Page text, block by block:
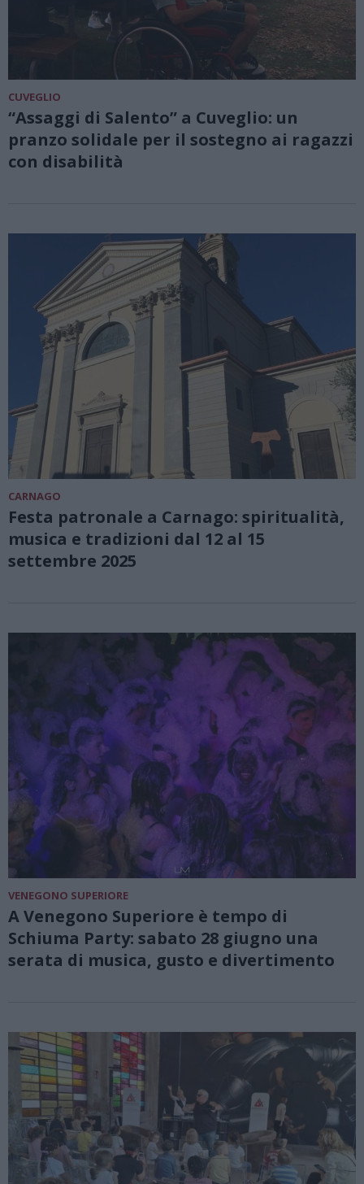
CUVEGLIO
“Assaggi di Salento” a Cuveglio: un
pranzo solidale per il sostegno ai ragazzi
con disabilità
CARNAGO
Festa patronale a Carnago: spiritualità,
musica e tradizioni dal 12 al 15
settembre 2025
VENEGONO SUPERIORE
A Venegono Superiore è tempo di
Schiuma Party: sabato 28 giugno una
serata di musica, gusto e divertimento